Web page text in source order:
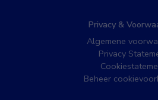
Privacy &
Algemene
Privacy
Beheer